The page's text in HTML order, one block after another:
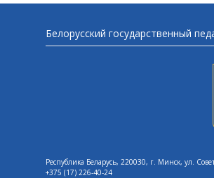
Белорусский государственный
Республика Беларусь, 220030, г. Минск, ул.
+375 (17) 226-40-24